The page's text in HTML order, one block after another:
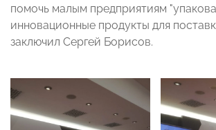
помочь малым предприятиям
инновационные продукты для
заключил Сергей Борисов.